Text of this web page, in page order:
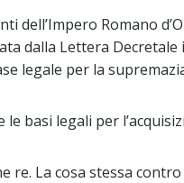
dell’Impero Romano
dalla Lettera
legale per la
basi legali per
La cosa stessa